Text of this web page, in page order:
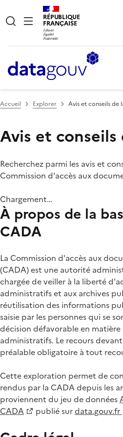
RÉPUBLIQUE
FRANÇAISE
Accueil Explorer Avis et conseils de
Avis et conseils
Recherchez parmi les avis et
Commission d'accès aux
Chargement…
À propos de la
CADA
La Commission d'accès aux
(CADA) est une autorité
chargée de veiller à la liberté
administratifs et aux archives
réutilisation des informations
saisie par les personnes qui se
décision défavorable en
administratifs. Le recours
préalable obligatoire à tout
Cette exploration permet de
rendus par la CADA depuis les
proviennent du jeu de données
CADA
publié surdata.gouv.fr